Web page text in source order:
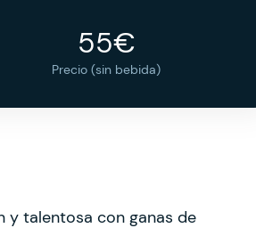
55€
Precio (sin bebida)
y talentosa con ganas de